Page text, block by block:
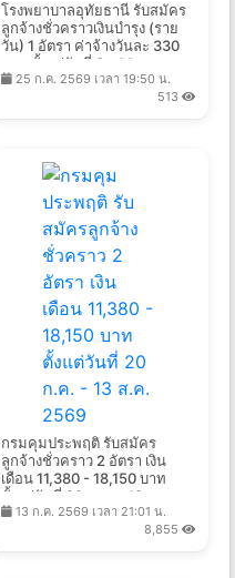
โรงพยาบาลอุทัยธานี รับสมัคร
ลูกจ้างชั่วคราวเงินบำรุง (ราย
วัน) 1 อัตรา ค่าจ้างวันละ 330
บาท ตั้งแต่วันที่ 3 - 14 ส.ค.
2569
25 ก.ค. 2569 เวลา 19:50 น.
513
กรมคุมประพฤติ รับสมัคร
ลูกจ้างชั่วคราว 2 อัตรา เงิน
เดือน 11,380 - 18,150 บาท
ตั้งแต่วันที่ 20 ก.ค. - 13 ส.ค.
2569
13 ก.ค. 2569 เวลา 21:01 น.
8,855